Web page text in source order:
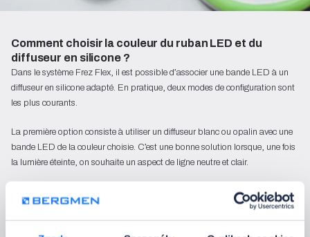
Comment choisir la couleur du ruban LED et du
diffuseur en silicone ?
Dans le système Frez Flex, il est possible d’associer une bande LED à un
diffuseur en silicone adapté. En pratique, deux modes de configuration sont
les plus courants.
La première option consiste à utiliser un diffuseur blanc ou opalin avec une
bande LED de la couleur choisie. C’est une bonne solution lorsque, une fois
la lumière éteinte, on souhaite un aspect de ligne neutre et clair.
La deuxième option consiste à associer un diffuseur coloré à une bande LED
de couleur proche. Dans ce cas, la couleur décorative reste visible même